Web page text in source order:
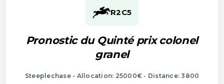
R2C5
Pronostic du Quinté prix colonel
granel
Steeplechase - Allocation: 25000€ - Distance: 3800